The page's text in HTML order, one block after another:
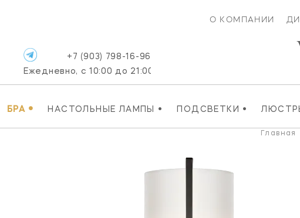
О КОМПАНИИ
БРА • НАСТОЛЬНЫЕ ЛАМПЫ • ПОДСВЕТКИ •
+7 (903) 798-16-96
Ежедневно, с 10:00 до 21:00
Главная